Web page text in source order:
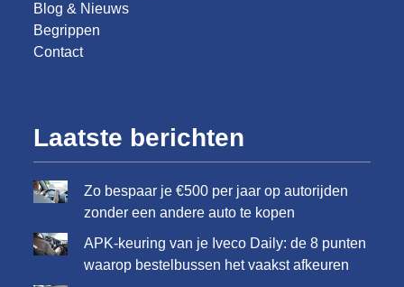
Blog & Nieuws
Begrippen
Contact
Laatste berichten
Zo bespaar je €500 per jaar op autorijden
zonder een andere auto te kopen
APK-keuring van je Iveco Daily: de 8 punten
waarop bestelbussen het vaakst afkeuren